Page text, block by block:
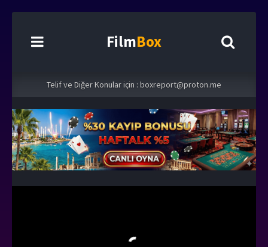
FilmBox
Telif ve Diğer Konular için : boxreport@proton.me